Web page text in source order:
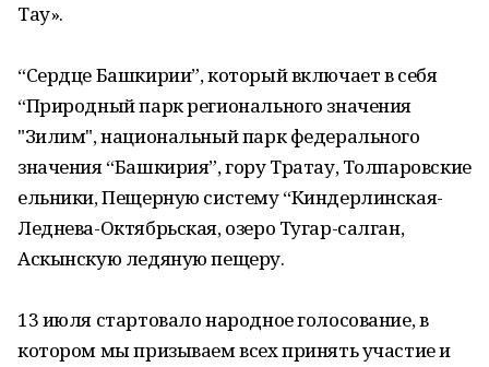
Тау».
“Сердце Башкирии”, который включает в себя
“Природный парк регионального значения
"Зилим", национальный парк федерального
значения “Башкирия”, гору Тратау, Толпаровские
ельники, Пещерную систему “Киндерлинская-
Леднева-Октябрьская, озеро Тугар-салган,
Аскынскую ледяную пещеру.
13 июля стартовало народное голосование, в
котором мы призываем всех принять участие и